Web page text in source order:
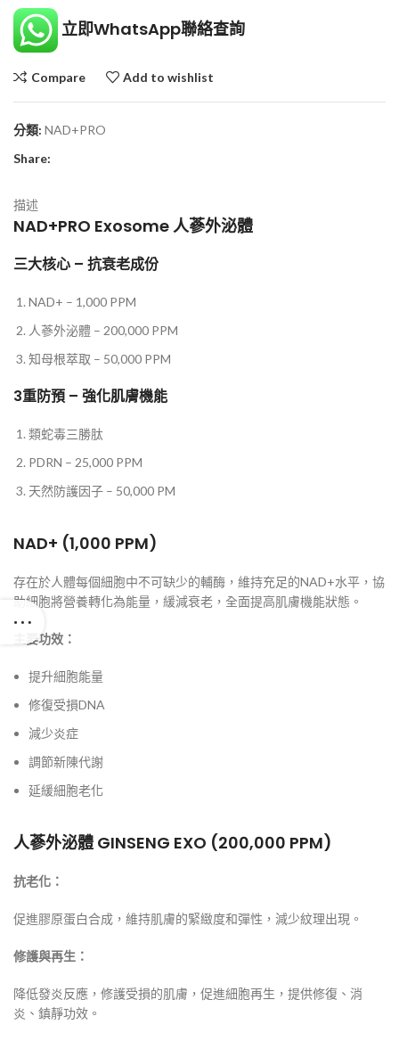
立即WhatsApp聯絡查詢
Compare Add to wishlist
分類: NAD+PRO
Share:
描述
NAD+PRO Exosome 人蔘外泌體
三大核心 – 抗衰老成份
NAD+ – 1,000 PPM
人蔘外泌體 – 200,000 PPM
知母根萃取 – 50,000 PPM
3重防預 – 強化肌膚機能
類蛇毒三勝肽
PDRN – 25,000 PPM
天然防護因子 – 50,000 PM
NAD+ (1,000 PPM)
存在於人體每個細胞中不可缺少的輔酶，維持充足的NAD+水平，協
助細胞將營養轉化為能量，緩減衰老，全面提高肌膚機能狀態。
主要功效：
提升細胞能量
修復受損DNA
減少炎症
調節新陳代謝
延緩細胞老化
人蔘外泌體 GINSENG EXO (200,000 PPM)
抗老化：
促進膠原蛋白合成，維持肌膚的緊緻度和彈性，減少紋理出現。
修護與再生：
降低發炎反應，修護受損的肌膚，促進細胞再生，提供修復、消
炎、鎮靜功效。